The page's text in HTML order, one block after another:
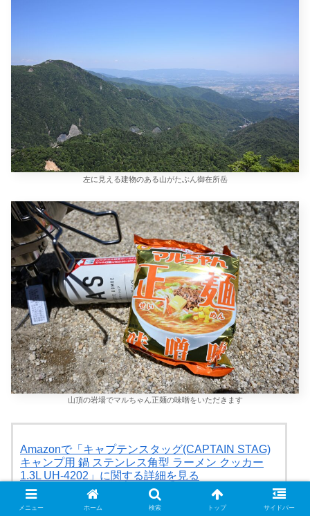
左に見える建物のある山がたぶん御在所岳
山頂の岩場でマルちゃん正麺の味噌をいただきます
Amazonで「キャプテンスタッグ(CAPTAIN STAG)
キャンプ用 鍋 ステンレス角型 ラーメン クッカー
1.3L UH-4202」に関する詳細を見る
Amazon
メニュー ホーム 検索 トップ サイドバー